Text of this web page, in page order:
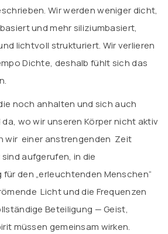
Wir werden weniger dicht,
und mehr siliziumbasiert,
lichtvoll strukturiert. Wir verlieren
Dichte, deshalb fühlt sich das
noch anhalten und sich auch
wo wir unseren Körper nicht aktiv
wir einer anstrengenden Zeit
aufgerufen, in die
den „erleuchtenden Menschen“
Licht und die Frequenzen
Beteiligung — Geist,
müssen gemeinsam wirken.